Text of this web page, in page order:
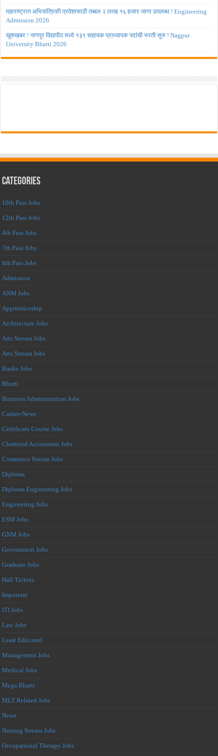
महाराष्ट्रात अभियांत्रिकी प्रवेशासाठी तब्बल २ लाख १६ हजार जागा उपलब्ध ! Engineering
Admission 2026
खुशखबर ! नागपूर विद्यापीठ मध्ये १३९ सहायक प्राध्यापक पदांची भरती सुरु ! Nagpur
University Bharti 2026
Categories
10th Pass Jobs
12th Pass Jobs
4th Pass Jobs
7th Pass Jobs
8th Pass Jobs
Admission
ANM Jobs
Apprenticeship
Architecture Jobs
Arts Stream Jobs
Arts Stream Jobs
Banks Jobs
Bharti
Business Administration Jobs
Carrier-News
Certificate Course Jobs
Chartered Accountant Jobs
Commerce Stream Jobs
Diploma
Diploma Engineering Jobs
Engineering Jobs
ESM Jobs
GNM Jobs
Government Jobs
Graduate Jobs
Hall Tickets
Important
ITI Jobs
Law Jobs
Least Educated
Management Jobs
Medical Jobs
Mega Bharti
MLT Related Jobs
News
Nursing Stream Jobs
Occupational Therapy Jobs